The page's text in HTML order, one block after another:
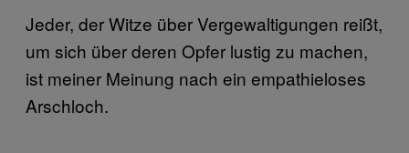
Jeder, der Witze über Vergewaltigungen reißt,
um sich über deren Opfer lustig zu machen,
ist meiner Meinung nach ein empathieloses
Arschloch.